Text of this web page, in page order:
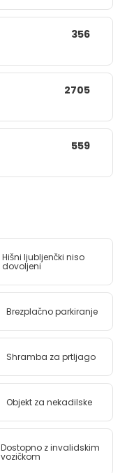
356
2705
559
Hišni ljubljenčki niso
dovoljeni
Brezplačno parkiranje
Shramba za prtljago
Objekt za nekadilske
Dostopno z invalidskim
vozičkom